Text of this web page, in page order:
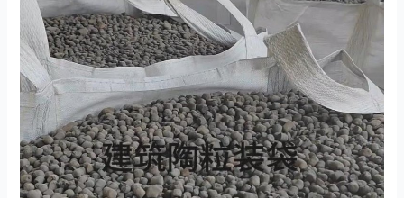
粒：
构
筑
轻
盈
之
美